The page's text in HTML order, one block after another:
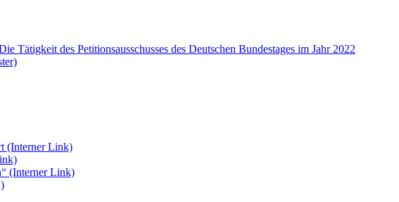
Tätigkeit des Petitionsausschusses des Deutschen Bundestages im Jahr 2022
(Interner Link)
(Interner Link)